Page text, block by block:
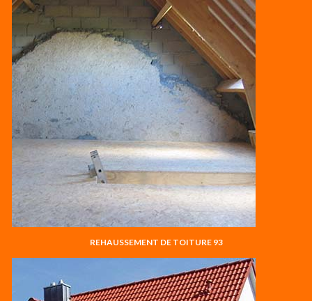
REHAUSSEMENT DE TOITURE 93